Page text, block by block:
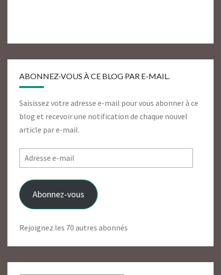
ABONNEZ-VOUS À CE BLOG PAR E-MAIL.
Saisissez votre adresse e-mail pour vous abonner à ce
blog et recevoir une notification de chaque nouvel
article par e-mail.
Adresse
e-
mail
Abonnez-vous
Rejoignez les 70 autres abonnés